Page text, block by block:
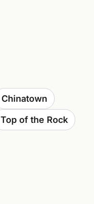
Chinatown
Top of the Rock